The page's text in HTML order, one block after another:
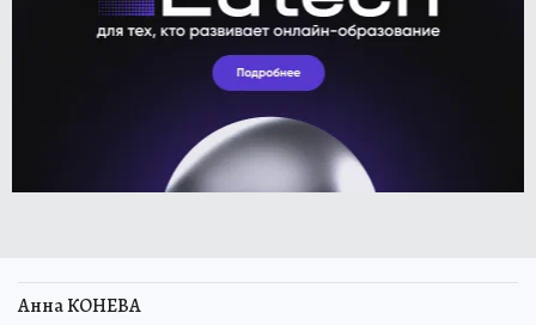
Анна КОНЕВА